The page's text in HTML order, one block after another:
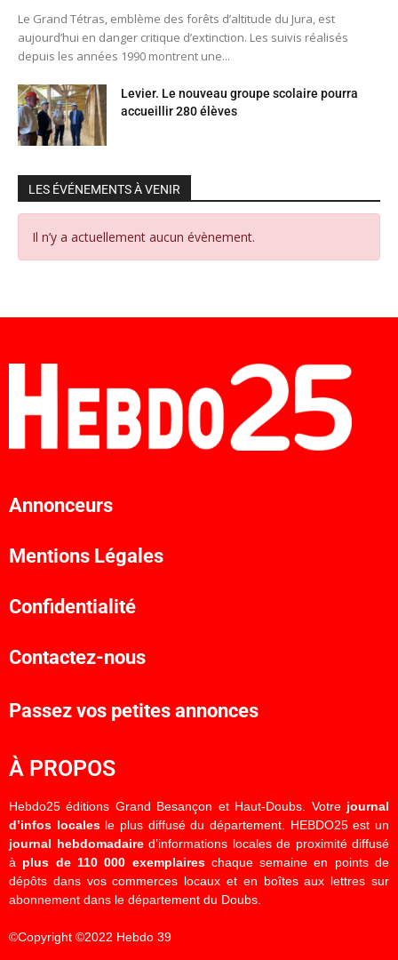
Le Grand Tétras, emblème des forêts d’altitude du Jura, est
aujourd’hui en danger critique d’extinction. Les suivis réalisés
depuis les années 1990 montrent une...
Levier. Le nouveau groupe scolaire pourra
accueillir 280 élèves
LES ÉVÉNEMENTS À VENIR
Il n’y a actuellement aucun évènement.
Annonceurs
Mentions Légales
Confidentialité
Contactez-nous
Passez vos petites annonces
À PROPOS
Hebdo25 éditions Grand Besançon et Haut-Doubs. Votre journal
d’infos localesle plus diffusé du département. HEBDO25 est un
journal hebdomadaired’informations locales de proximité diffusé
à plus de 110 000 exemplaireschaque semaine en points de
dépôts dans vos commerces locaux et en boîtes aux lettres sur
abonnement dans le département du Doubs.
©Copyright ©2022 Hebdo 39